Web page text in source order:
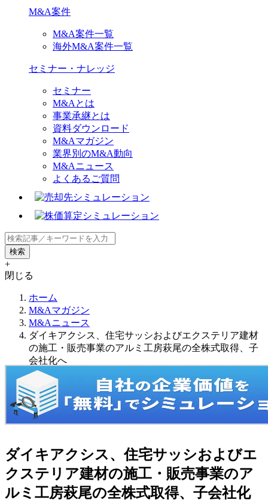
M&A案件
M&A案件一覧
海外M&A案件一覧
セミナー・ナレッジ
セミナー
M&Aとは
事業承継とは
資料ダウンロード
M&Aマガジン
業界別のM&A動向
M&Aニュース
よくあるご質問
+
閉じる
ホーム
M&Aマガジン
M&Aニュース
ダイキアクシス、住宅サッシおよびエクステリア建材
の施工・販売事業のアルミ工房萩尾の全株式取得、子
会社化へ
ダイキアクシス、住宅サッシおよびエ
クステリア建材の施工・販売事業のア
ルミ工房萩尾の全株式取得、子会社化